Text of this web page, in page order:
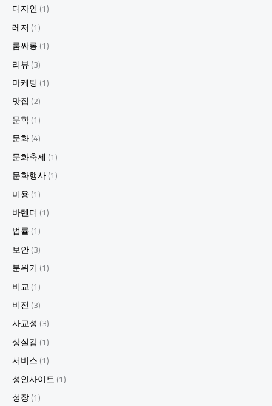
디자인(1)
레저 (1)
룸싸롱(1)
리뷰(3)
마케팅 (1)
맛집 (2)
문학(1)
문화(4)
문화축제 (1)
문화행사(1)
미용(1)
바텐더 (1)
법률(1)
보안(3)
분위기 (1)
비교(1)
비전(3)
사교성 (3)
상실감(1)
서비스(1)
성인사이트(1)
성장(1)